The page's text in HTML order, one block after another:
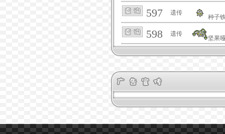
597 遗传
种子
598 遗传
坚果